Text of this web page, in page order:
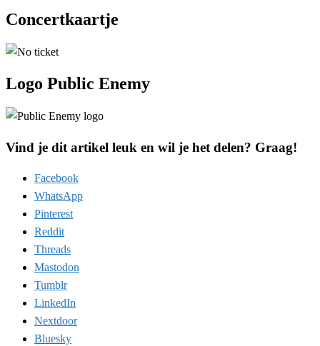
Concertkaartje
Logo Public Enemy
Vind je dit artikel leuk en wil je het delen? Graag!
Facebook
WhatsApp
Pinterest
Reddit
Threads
Mastodon
Tumblr
LinkedIn
Nextdoor
Bluesky